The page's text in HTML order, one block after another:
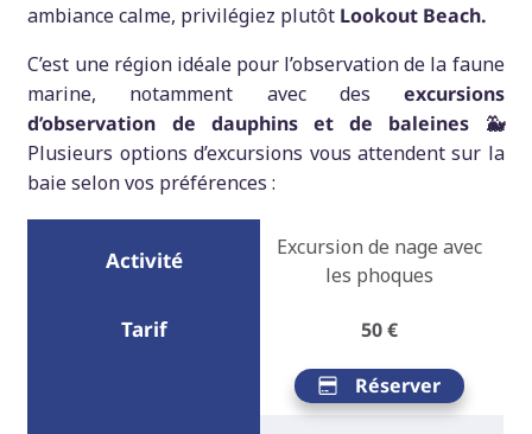
ambiance calme, privilégiez plutôt Lookout Beach.
C’est une région idéale pour l’observation de la faune
marine, notamment avec des excursions
d’observation de dauphins et de baleines 🐳
Plusieurs options d’excursions vous attendent sur la
baie selon vos préférences :
Excursion de nage avec
les phoques
50€
Réserver